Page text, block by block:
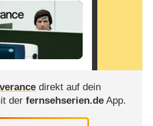
direkt auf dein
der fernsehserien.deApp.